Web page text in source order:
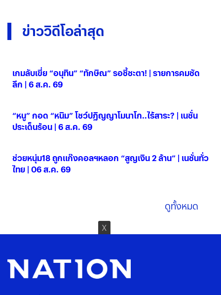
ข่าววิดีโอล่าสุด
เกมลับเขี่ย “อนุทิน” “ทักษิณ” รอชี้ชะตา! | รายการคมชัด
ลึก | 6 ส.ค. 69
“หนู” กอด “หนิม” โชว์ปฏิญญาโมนาโก..ไร้สาระ? | เนชั่น
ประเด็นร้อน | 6 ส.ค. 69
ช่วยหนุ่ม18 ถูกแก๊งคอลฯหลอก “สูญเงิน 2 ล้าน” | เนชั่นทั่ว
ไทย | 06 ส.ค. 69
ดูทั้งหมด